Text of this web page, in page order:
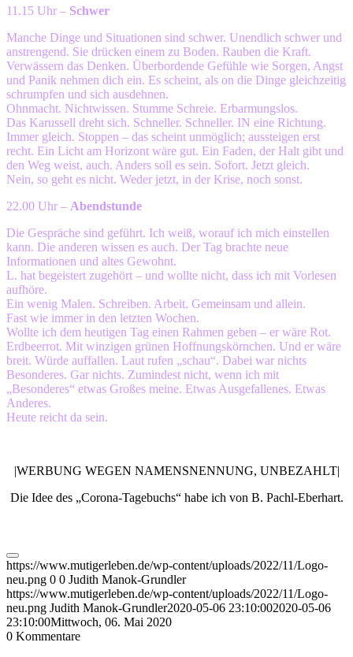
11.15 Uhr – Schwer
Manche Dinge und Situationen sind schwer. Unendlich schwer und
anstrengend. Sie drücken einem zu Boden. Rauben die Kraft.
Verwässern das Denken. Überbordende Gefühle wie Sorgen, Angst
und Panik nehmen dich ein. Es scheint, als on die Dinge gleichzeitig
schrumpfen und sich ausdehnen.
Ohnmacht. Nichtwissen. Stumme Schreie. Erbarmungslos.
Das Karussell dreht sich. Schneller. Schneller. IN eine Richtung.
Immer gleich. Stoppen – das scheint unmöglich; aussteigen erst
recht. Ein Licht am Horizont wäre gut. Ein Faden, der Halt gibt und
den Weg weist, auch. Anders soll es sein. Sofort. Jetzt gleich.
Nein, so geht es nicht. Weder jetzt, in der Krise, noch sonst.
22.00 Uhr – Abendstunde
Die Gespräche sind geführt. Ich weiß, worauf ich mich einstellen
kann. Die anderen wissen es auch. Der Tag brachte neue
Informationen und altes Gewohnt.
L. hat begeistert zugehört – und wollte nicht, dass ich mit Vorlesen
aufhöre.
Ein wenig Malen. Schreiben. Arbeit. Gemeinsam und allein.
Fast wie immer in den letzten Wochen.
Wollte ich dem heutigen Tag einen Rahmen geben – er wäre Rot.
Erdbeerrot. Mit winzigen grünen Hoffnungskörnchen. Und er wäre
breit. Würde auffallen. Laut rufen „schau“. Dabei war nichts
Besonderes. Gar nichts. Zumindest nicht, wenn ich mit
„Besonderes“ etwas Großes meine. Etwas Ausgefallenes. Etwas
Anderes.
Heute reicht da sein.
|WERBUNG WEGEN NAMENSNENNUNG, UNBEZAHLT|
Die Idee des „Corona-Tagebuchs“ habe ich von B. Pachl-Eberhart.
https://www.mutigerleben.de/wp-content/uploads/2022/11/Logo-
neu.png 0 0 Judith Manok-Grundler
https://www.mutigerleben.de/wp-content/uploads/2022/11/Logo-
neu.png Judith Manok-Grundler2020-05-06 23:10:002020-05-06
23:10:00Mittwoch, 06. Mai 2020
0 Kommentare